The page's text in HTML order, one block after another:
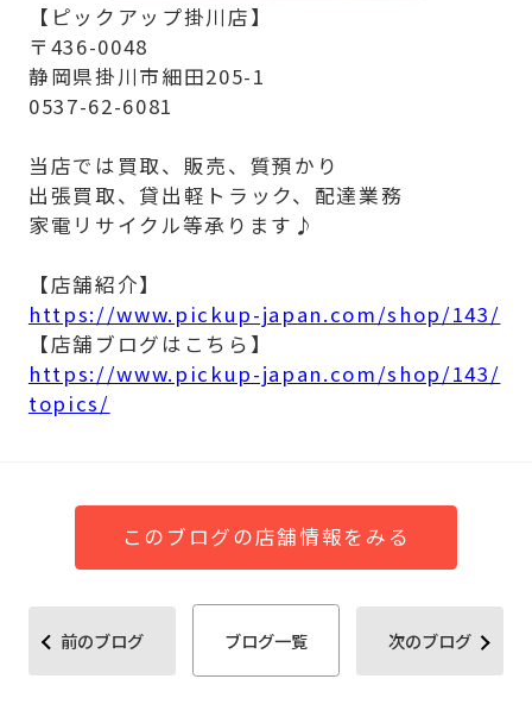
【ピックアップ掛川店】
〒436-0048
静岡県掛川市細田205-1
0537-62-6081
当店では買取、販売、質預かり
出張買取、貸出軽トラック、配達業務
家電リサイクル等承ります♪
【店舗紹介】
https://www.pickup-japan.com/shop/143/
【店舗ブログはこちら】
https://www.pickup-japan.com/shop/143/
topics/
このブログの店舗情報をみる
前のブログ ブログ一覧 次のブログ